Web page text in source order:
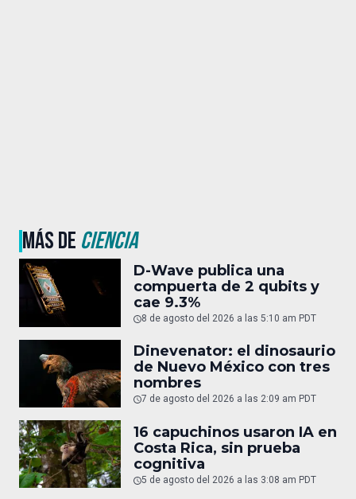
MÁS DE CIENCIA
D-Wave publica una
compuerta de 2 qubits y
cae 9.3%
8 de agosto del 2026 a las 5:10 am PDT
Dinevenator: el dinosaurio
de Nuevo México con tres
nombres
7 de agosto del 2026 a las 2:09 am PDT
16 capuchinos usaron IA en
Costa Rica, sin prueba
cognitiva
5 de agosto del 2026 a las 3:08 am PDT